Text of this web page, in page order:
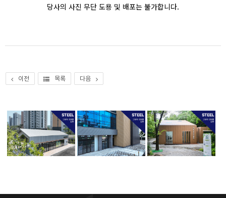
당사의 사진 무단 도용 및 배포는 불가합니다.
이전 목록 다음